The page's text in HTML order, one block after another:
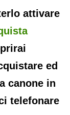
attivare
ed
canone in
telefonare